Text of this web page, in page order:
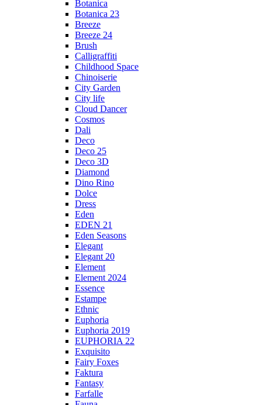
Botanica
Botanica 23
Breeze
Breeze 24
Brush
Calligraffiti
Childhood Space
Chinoiserie
City Garden
City life
Cloud Dancer
Cosmos
Dali
Deco
Deco 25
Deco 3D
Diamond
Dino Rino
Dolce
Dress
Eden
EDEN 21
Eden Seasons
Elegant
Elegant 20
Element
Element 2024
Essence
Estampe
Ethnic
Euphoria
Euphoria 2019
EUPHORIA 22
Exquisito
Fairy Foxes
Faktura
Fantasy
Farfalle